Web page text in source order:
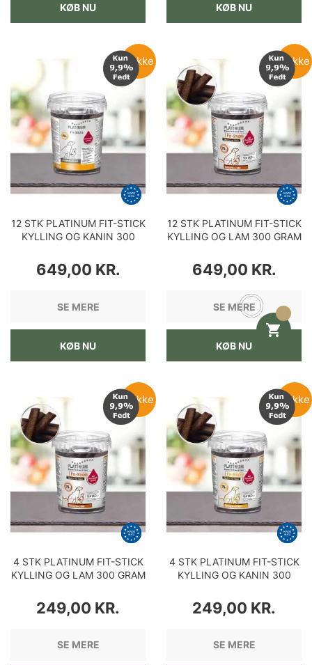
KØB NU KØB NU
Pakke
12 STK PLATINUM FIT-STICK
KYLLING OG KANIN 300
PRIS
649,00 KR.
SE MERE
KØB NU
Pakke
12 STK PLATINUM FIT-STICK
KYLLING OG LAM 300 GRAM
PRIS
649,00 KR.
SE MERE
KØB NU
Pakke
4 STK PLATINUM FIT-STICK
KYLLING OG LAM 300 GRAM
PRIS
249,00 KR.
SE MERE
Pakke
4 STK PLATINUM FIT-STICK
KYLLING OG KANIN 300
PRIS
249,00 KR.
SE MERE
